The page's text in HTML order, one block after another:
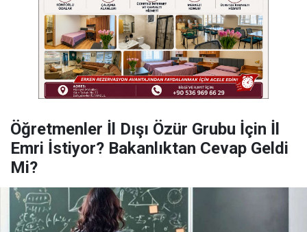
Öğretmenler İl Dışı Özür Grubu İçin İl
Emri İstiyor? Bakanlıktan Cevap Geldi
Mi?